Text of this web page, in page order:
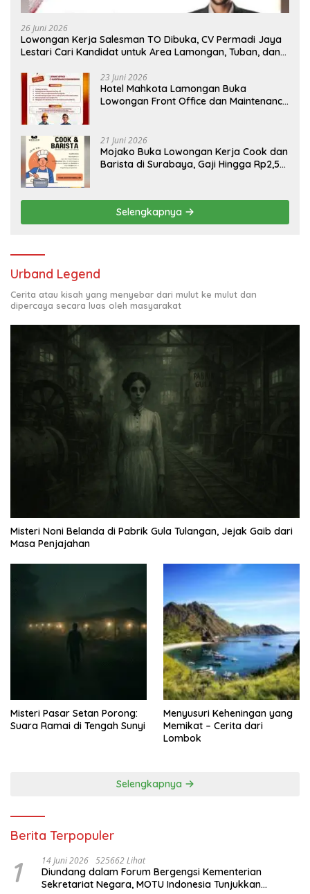
26 Juni 2026
Lowongan Kerja Salesman TO Dibuka, CV Permadi Jaya
Lestari Cari Kandidat untuk Area Lamongan, Tuban, dan
23 Juni 2026
Hotel Mahkota Lamongan Buka
Lowongan Front Office dan Maintenance
21 Juni 2026
Mojako Buka Lowongan Kerja Cook dan
Barista di Surabaya, Gaji Hingga Rp2,5
Selengkapnya
Urband Legend
Cerita atau kisah yang menyebar dari mulut ke mulut dan
dipercaya secara luas oleh masyarakat
Misteri Noni Belanda di Pabrik Gula Tulangan, Jejak Gaib dari
Masa Penjajahan
Misteri Pasar Setan Porong:
Suara Ramai di Tengah Sunyi
Menyusuri Keheningan yang
Memikat – Cerita dari
Lombok
Selengkapnya
Berita Terpopuler
1 14 Juni 2026 525662 Lihat
Diundang dalam Forum Bergengsi Kementerian
Sekretariat Negara, MOTU Indonesia Tunjukkan